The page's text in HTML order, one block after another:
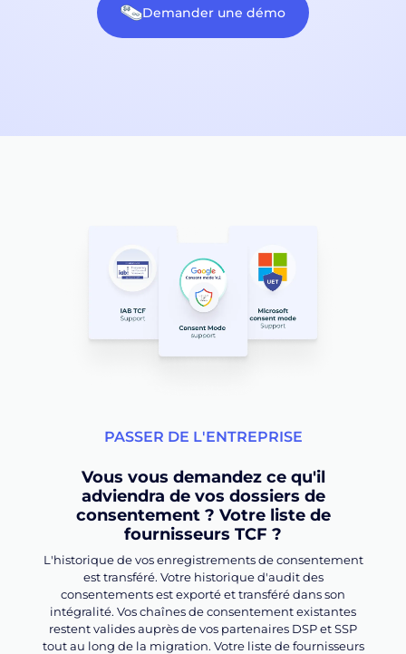
Demander une démo
PASSER DE L'ENTREPRISE
Vous vous demandez ce qu'il
adviendra de vos dossiers de
consentement ? Votre liste de
fournisseurs TCF ?
L'historique de vos enregistrements de consentement
est transféré. Votre historique d'audit des
consentements est exporté et transféré dans son
intégralité. Vos chaînes de consentement existantes
restent valides auprès de vos partenaires DSP et SSP
tout au long de la migration. Votre liste de fournisseurs